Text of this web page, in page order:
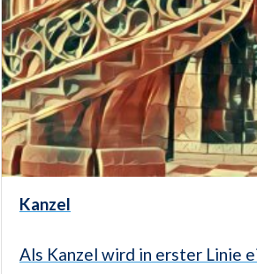
Kanzel
Als Kanzel wird in erster Linie